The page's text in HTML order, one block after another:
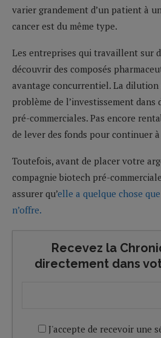
varier grandement d’un patient à
cancer est du même type.
Les entreprises qui travaillent sur
découvrir des composés
avantage concurrentiel. La
problème de l’investissement dans
pré-commerciales. Pas encore
de lever des fonds pour continuer
Toutefois, avant de placer votre
compagnie biotech pré-
assurer qu’elle a quelque chose
n’offre.
Recevez la
directement dans
J'accepte de recevoir une